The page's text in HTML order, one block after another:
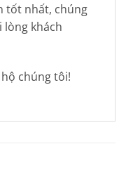
tốt nhất, chúng
khách
chúng tôi!